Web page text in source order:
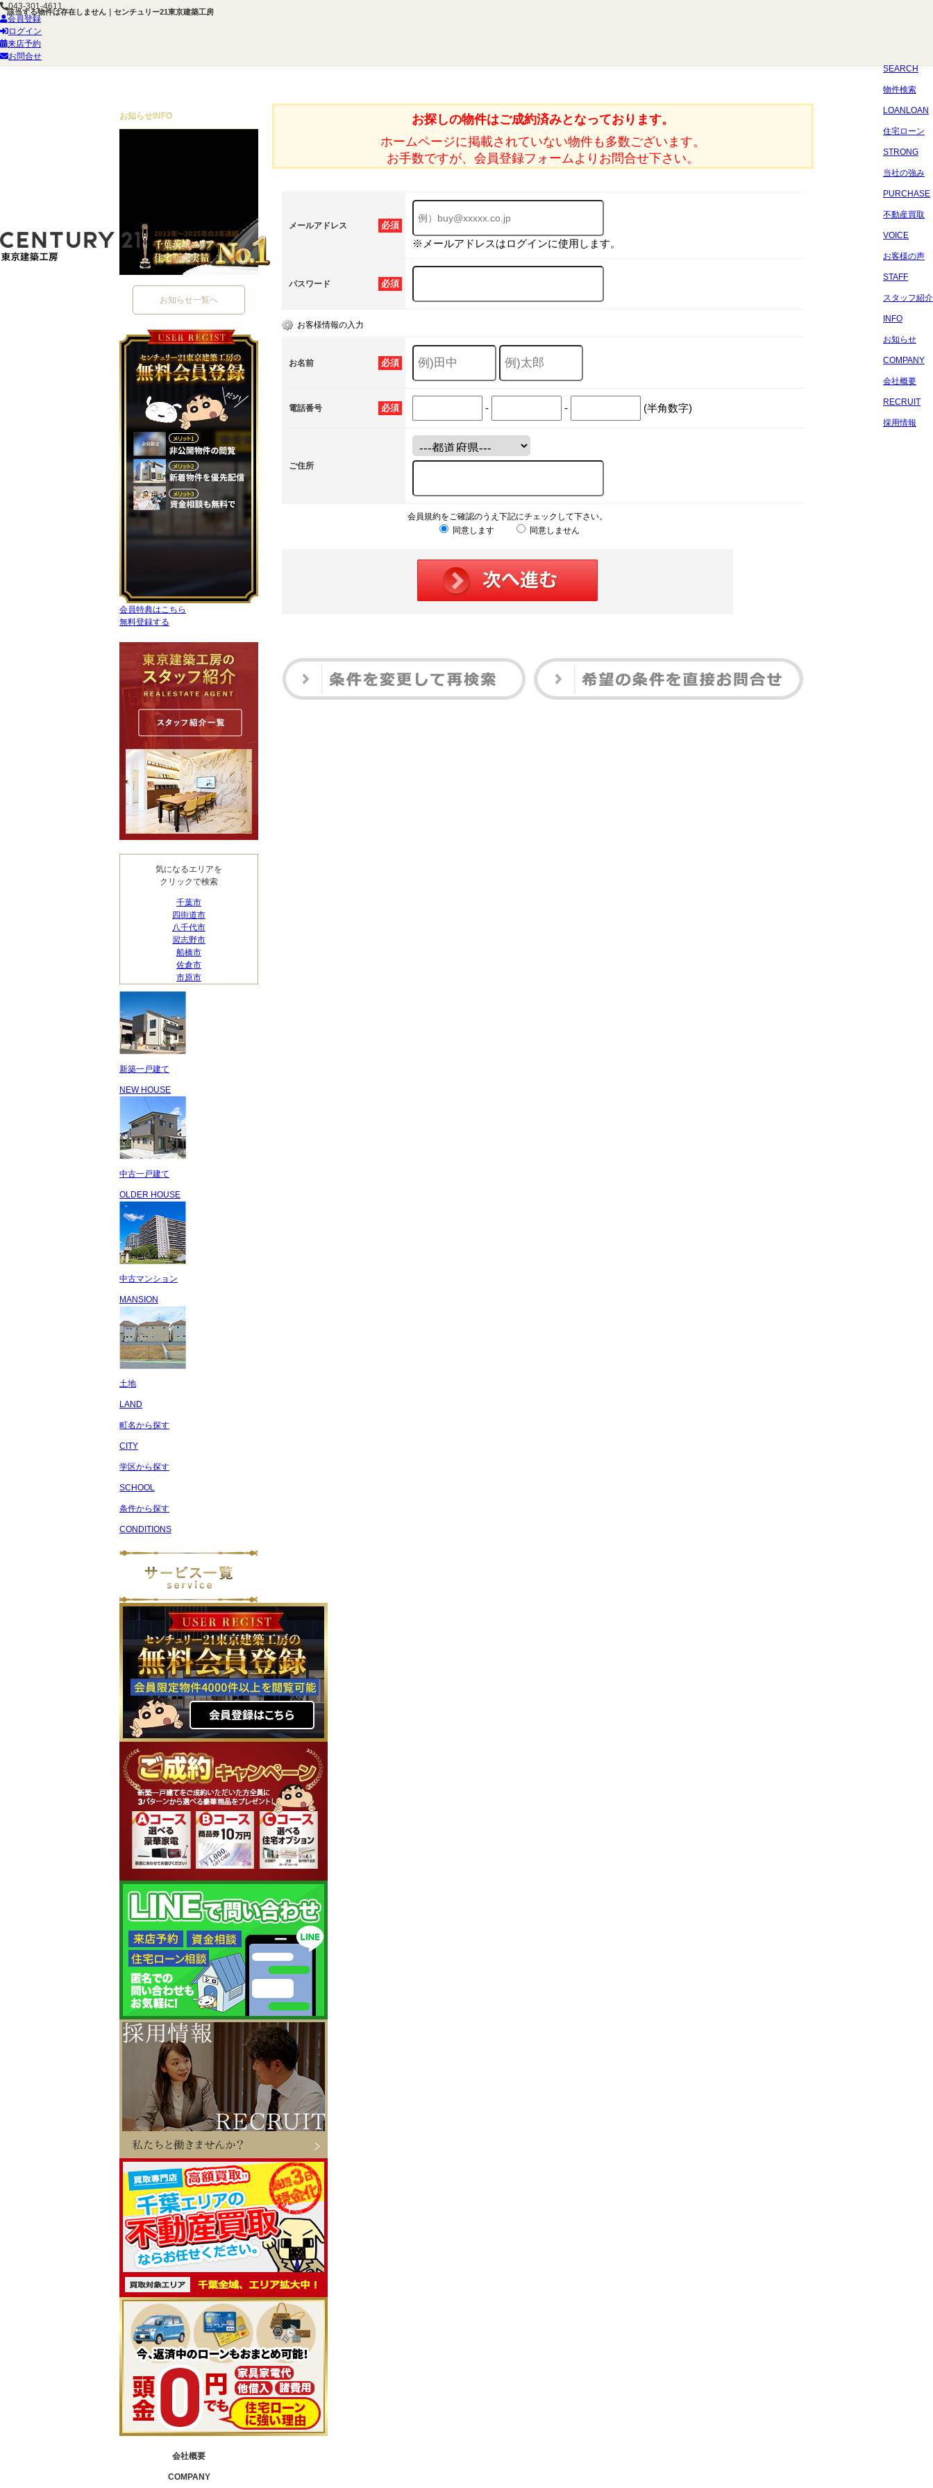
該当する物件は存在しません｜センチュリー21東京建築工房
043-301-4611
会員登録
ログイン
来店予約
お問合せ
SEARCH
物件検索
LOANLOAN
住宅ローン
STRONG
当社の強み
PURCHASE
不動産買取
VOICE
お客様の声
STAFF
スタッフ紹介
INFO
お知らせ
COMPANY
会社概要
RECRUIT
採用情報
お探しの物件はご成約済みとなっております。
ホームページに掲載されていない物件も多数ございます。
お手数ですが、会員登録フォームよりお問合せ下さい。
必須
メールアドレス
※メールアドレスはログインに使用します。
必須
パスワード
お客様情報の入力
必須
お名前
必須
電話番号 - - (半角数字)
ご住所
会員規約をご確認のうえ下記にチェックして下さい。
同意します
同意しません
お知らせ INFO
お知らせ一覧へ
会員特典はこちら
無料登録する
気になるエリアを
クリックで検索
千葉市
四街道市
八千代市
習志野市
船橋市
佐倉市
市原市
新築一戸建て
NEW HOUSE
中古一戸建て
OLDER HOUSE
中古マンション
MANSION
土地
LAND
町名から探す
CITY
学区から探す
SCHOOL
条件から探す
CONDITIONS
会社概要
COMPANY